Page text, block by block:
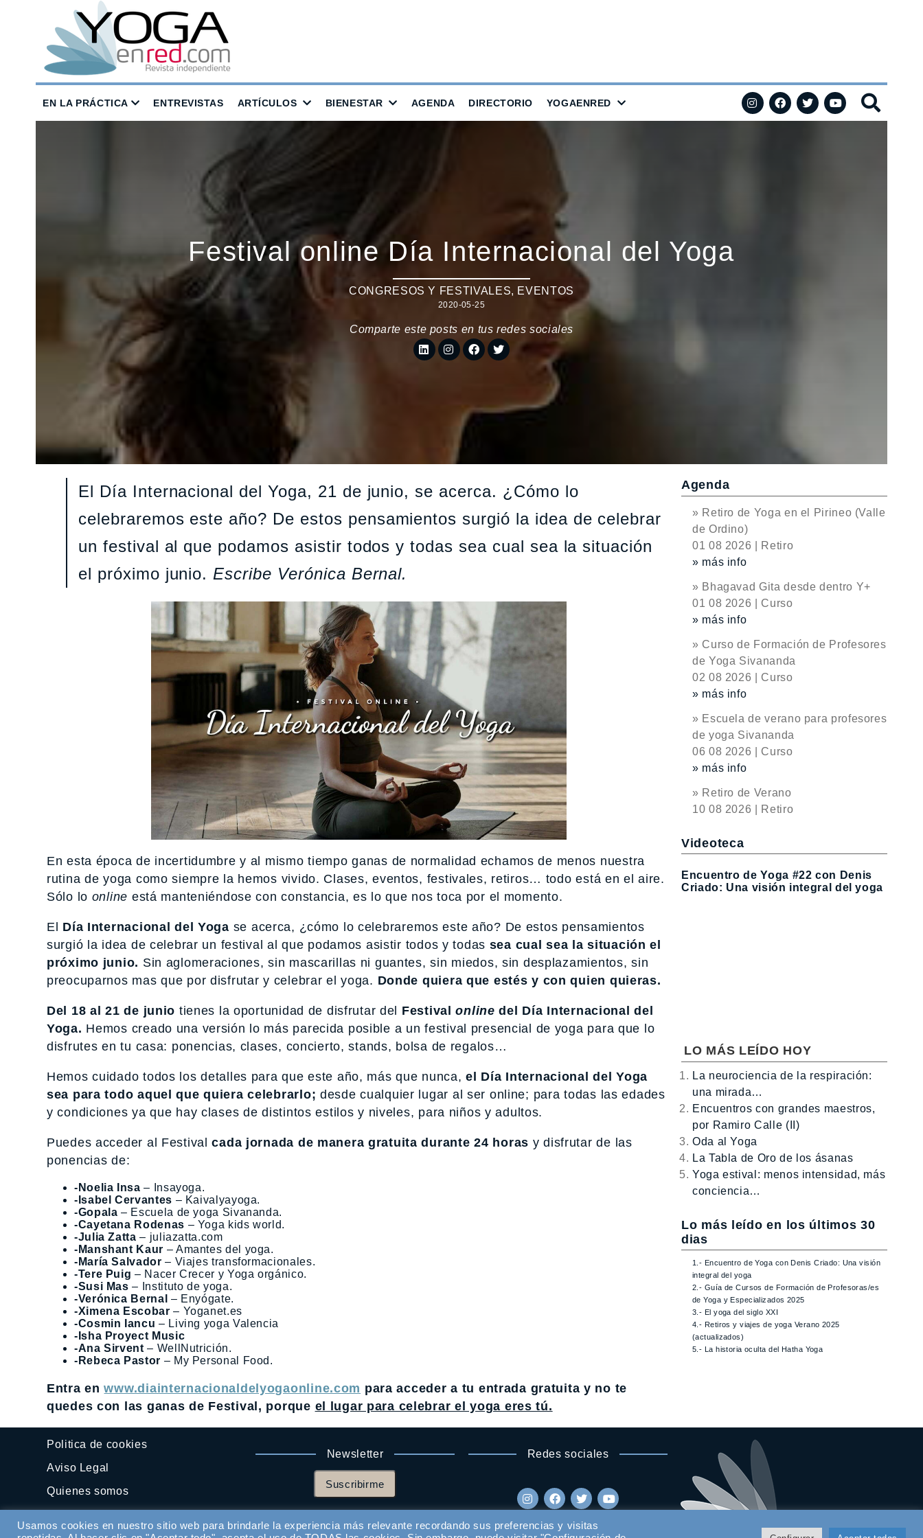
EN LA PRÁCTICA ENTREVISTAS ARTÍCULOS BIENESTAR AGENDA DIRECTORIO YOGAENRED
Festival online Día Internacional del Yoga
CONGRESOS Y FESTIVALES, EVENTOS
2020-05-25
Comparte este posts en tus redes sociales
El Día Internacional del Yoga, 21 de junio, se acerca. ¿Cómo lo
celebraremos este año? De estos pensamientos surgió la idea de celebrar
un festival al que podamos asistir todos y todas sea cual sea la situación
el próximo junio. Escribe Verónica Bernal.
En esta época de incertidumbre y al mismo tiempo ganas de normalidad echamos de menos nuestra
rutina de yoga como siempre la hemos vivido. Clases, eventos, festivales, retiros… todo está en el aire.
Sólo lo online está manteniéndose con constancia, es lo que nos toca por el momento.
El Día Internacional del Yoga se acerca, ¿cómo lo celebraremos este año? De estos pensamientos
surgió la idea de celebrar un festival al que podamos asistir todos y todas sea cual sea la situación el
próximo junio. Sin aglomeraciones, sin mascarillas ni guantes, sin miedos, sin desplazamientos, sin
preocuparnos mas que por disfrutar y celebrar el yoga. Donde quiera que estés y con quien quieras.
Del 18 al 21 de junio tienes la oportunidad de disfrutar del Festivalonline del Día Internacional del
Yoga. Hemos creado una versión lo más parecida posible a un festival presencial de yoga para que lo
disfrutes en tu casa: ponencias, clases, concierto, stands, bolsa de regalos…
Hemos cuidado todos los detalles para que este año, más que nunca,el Día Internacional del Yoga
sea para todo aquel que quiera celebrarlo; desde cualquier lugar al ser online; para todas las edades
y condiciones ya que hay clases de distintos estilos y niveles, para niños y adultos.
Puedes acceder al Festivalcada jornada de manera gratuita durante 24 horas y disfrutar de las
ponencias de:
-Noelia Insa – Insayoga.
-Isabel Cervantes – Kaivalyayoga.
-Gopala – Escuela de yoga Sivananda.
-Cayetana Rodenas – Yoga kids world.
-Julia Zatta – juliazatta.com
-Manshant Kaur – Amantes del yoga.
-María Salvador – Viajes transformacionales.
-Tere Puig – Nacer Crecer y Yoga orgánico.
-Susi Mas – Instituto de yoga.
-Verónica Bernal – Enyógate.
-Ximena Escobar – Yoganet.es
-Cosmin Iancu – Living yoga Valencia
-Isha Proyect Music
-Ana Sirvent – WellNutrición.
-Rebeca Pastor – My Personal Food.
Entra enwww.diainternacionaldelyogaonline.com para acceder a tu entrada gratuita y no te
quedes con las ganas de Festival, porque el lugar para celebrar el yoga eres tú.
Agenda
» Retiro de Yoga en el Pirineo (Valle
de Ordino)
01 08 2026 | Retiro
» más info
» Bhagavad Gita desde dentro Y+
01 08 2026 | Curso
» más info
» Curso de Formación de Profesores
de Yoga Sivananda
02 08 2026 | Curso
» más info
» Escuela de verano para profesores
de yoga Sivananda
06 08 2026 | Curso
» más info
» Retiro de Verano
10 08 2026 | Retiro
Videoteca
Encuentro de Yoga #22 con Denis
Criado: Una visión integral del yoga
LO MÁS LEÍDO HOY
La neurociencia de la respiración:
una mirada…
Encuentros con grandes maestros,
por Ramiro Calle (II)
Oda al Yoga
La Tabla de Oro de los ásanas
Yoga estival: menos intensidad, más
conciencia…
Lo más leído en los últimos 30
dias
1.- Encuentro de Yoga con Denis Criado: Una visión
integral del yoga
2.- Guía de Cursos de Formación de Profesoras/es
de Yoga y Especializados 2025
3.- El yoga del siglo XXI
4.- Retiros y viajes de yoga Verano 2025
(actualizados)
5.- La historia oculta del Hatha Yoga
Politica de cookies
Aviso Legal
Quienes somos
Newsletter
Suscribirme
Redes sociales
Usamos cookies en nuestro sitio web para brindarle la experiencia más relevante recordando sus preferencias y visitas